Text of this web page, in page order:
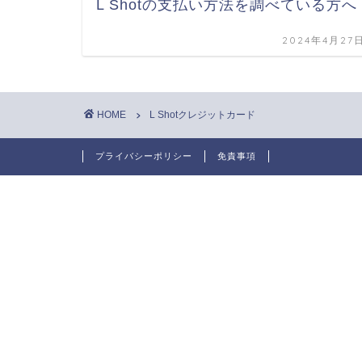
L Shotの支払い方法を調べている方へ
2024年4月27
HOME L Shotクレジットカード
プライバシーポリシー 免責事項